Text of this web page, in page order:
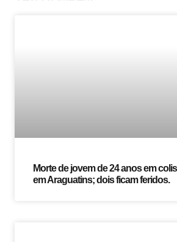
Morte de jovem de 24 anos em
em Araguatins; dois ficam feridos.